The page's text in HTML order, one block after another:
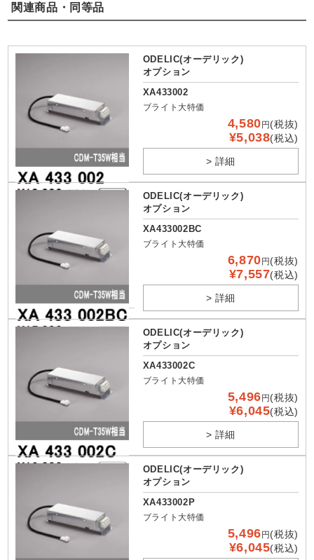
関連商品・同等品
ODELIC(オーデリック)
オプション
XA433002
ブライト大特価
4,580円(税抜)
¥5,038(税込)
> 詳細
ODELIC(オーデリック)
オプション
XA433002BC
ブライト大特価
6,870円(税抜)
¥7,557(税込)
> 詳細
ODELIC(オーデリック)
オプション
XA433002C
ブライト大特価
5,496円(税抜)
¥6,045(税込)
> 詳細
ODELIC(オーデリック)
オプション
XA433002P
ブライト大特価
5,496円(税抜)
¥6,045(税込)